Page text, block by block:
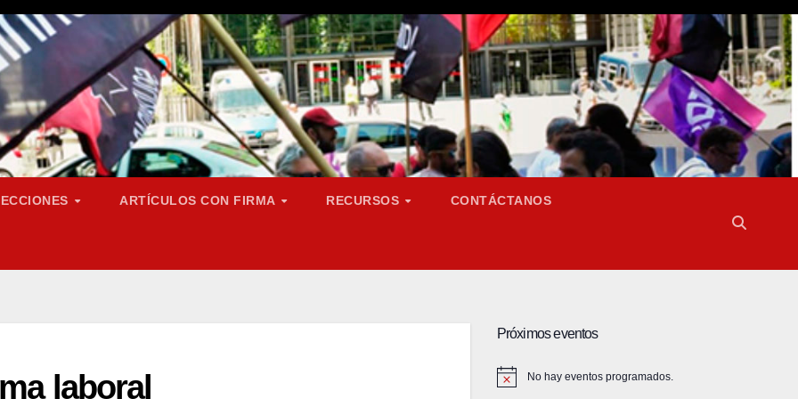
ARTÍCULOS CON FIRMA RECURSOS CONTÁCTANOS
laboral
Próximos eventos
No hay eventos programados.